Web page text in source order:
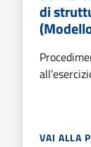
di
VAI ALLA